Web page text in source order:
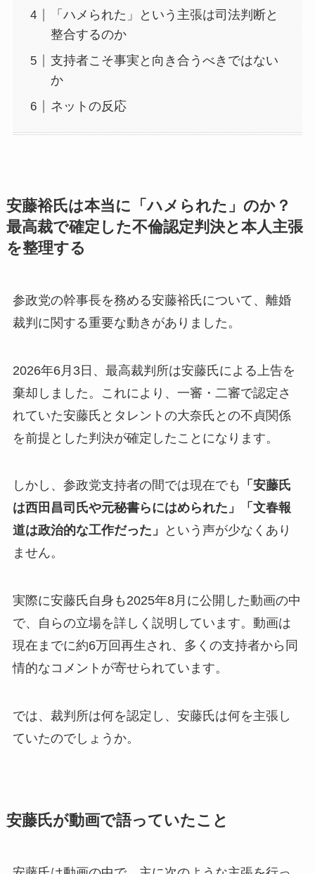
「ハメられた」という主張は司法判断と
整合するのか
支持者こそ事実と向き合うべきではない
か
ネットの反応
安藤裕氏は本当に「ハメられた」のか？
最高裁で確定した不倫認定判決と本人主張
を整理する
参政党の幹事長を務める安藤裕氏について、離婚
裁判に関する重要な動きがありました。
2026年6月3日、最高裁判所は安藤氏による上告を
棄却しました。これにより、一審・二審で認定さ
れていた安藤氏とタレントの大奈氏との不貞関係
を前提とした判決が確定したことになります。
しかし、参政党支持者の間では現在でも
「安藤氏
は西田昌司氏や元秘書らにはめられた」「文春報
道は政治的な工作だった」
という声が少なくあり
ません。
実際に安藤氏自身も2025年8月に公開した動画の中
で、自らの立場を詳しく説明しています。動画は
現在までに約6万回再生され、多くの支持者から同
情的なコメントが寄せられています。
では、裁判所は何を認定し、安藤氏は何を主張し
ていたのでしょうか。
安藤氏が動画で語っていたこと